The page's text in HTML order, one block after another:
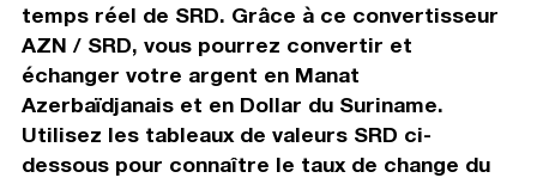
temps réel de SRD. Grâce à ce convertisseur
AZN / SRD, vous pourrez convertir et
échanger votre argent en Manat
Azerbaïdjanais et en Dollar du Suriname.
Utilisez les tableaux de valeurs SRD ci-
dessous pour connaître le taux de change du